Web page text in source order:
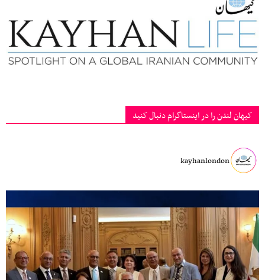
کیهان لندن را در اینستاگرام دنبال کنید
kayhanlondon